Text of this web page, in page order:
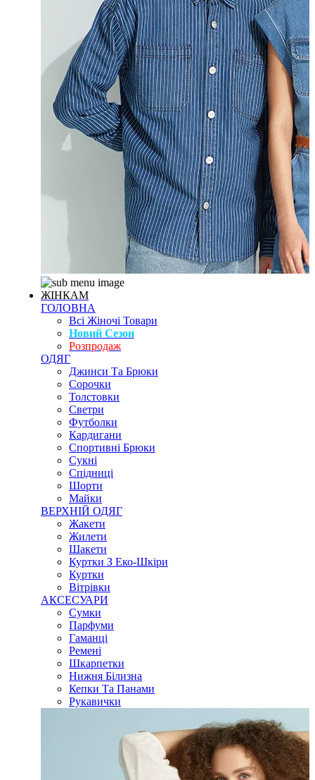
ЖІНКАМ
ГОЛОВНА
Всі Жіночі Товари
Новий Сезон
Розпродаж
ОДЯГ
Джинси Та Брюки
Сорочки
Толстовки
Светри
Футболки
Кардигани
Спортивні Брюки
Сукні
Спідниці
Шорти
Майки
ВЕРХНІЙ ОДЯГ
Жакети
Жилети
Шакети
Куртки З Еко-Шкіри
Куртки
Вітрівки
АКСЕСУАРИ
Сумки
Парфуми
Гаманці
Ремені
Шкарпетки
Нижня Білизна
Кепки Та Панами
Рукавички